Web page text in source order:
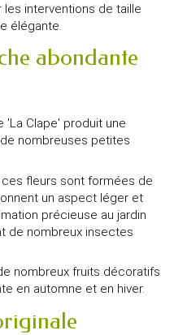
interventions de taille
élégante.
abondante
'La Clape' produit une
nombreuses petites
fleurs sont formées de
un aspect léger et
précieuse au jardin
de nombreux insectes
nombreux fruits décoratifs
en automne et en hiver.